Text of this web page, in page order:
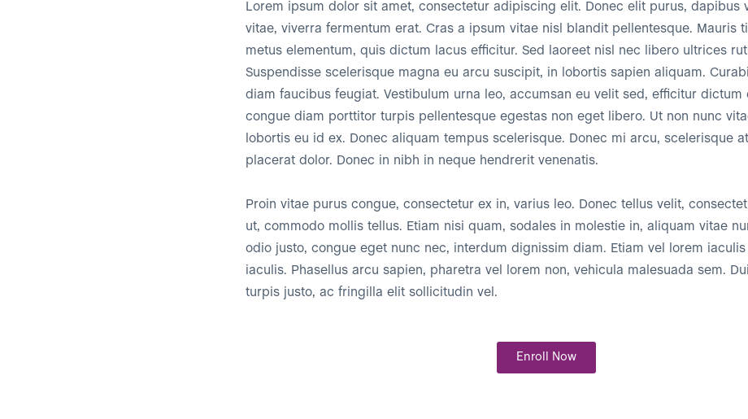
Lorem ipsum dolor sit amet, consectetur adipiscing elit. Donec elit purus, dapibus
vitae, viverra fermentum erat. Cras a ipsum vitae nisl blandit pellentesque. Mauris
metus elementum, quis dictum lacus efficitur. Sed laoreet nisl nec libero ultrices
Suspendisse scelerisque magna eu arcu suscipit, in lobortis sapien aliquam.
diam faucibus feugiat. Vestibulum urna leo, accumsan eu velit sed, efficitur dictum
congue diam porttitor turpis pellentesque egestas non eget libero. Ut non nunc
lobortis eu id ex. Donec aliquam tempus scelerisque. Donec mi arcu, scelerisque
placerat dolor. Donec in nibh in neque hendrerit venenatis.
Proin vitae purus congue, consectetur ex in, varius leo. Donec tellus velit,
ut, commodo mollis tellus. Etiam nisi quam, sodales in molestie in, aliquam vitae
odio justo, congue eget nunc nec, interdum dignissim diam. Etiam vel lorem
iaculis. Phasellus arcu sapien, pharetra vel lorem non, vehicula malesuada sem.
turpis justo, ac fringilla elit sollicitudin vel.
Enroll Now